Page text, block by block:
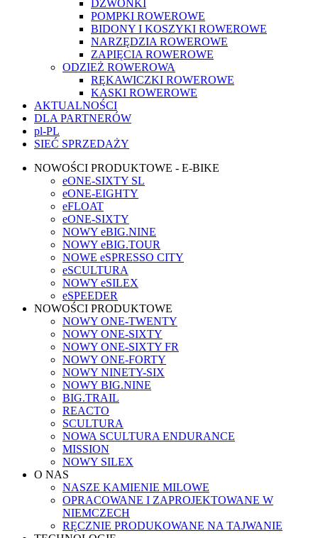
DZWONKI
POMPKI ROWEROWE
BIDONY I KOSZYKI ROWEROWE
NARZĘDZIA ROWEROWE
ZAPIĘCIA ROWEROWE
ODZIEŻ ROWEROWA
RĘKAWICZKI ROWEROWE
KASKI ROWEROWE
AKTUALNOŚCI
DLA PARTNERÓW
pl-PL
SIEĆ SPRZEDAŻY
NOWOŚCI PRODUKTOWE - E-BIKE
eONE-SIXTY SL
eONE-EIGHTY
eFLOAT
eONE-SIXTY
NOWY eBIG.NINE
NOWY eBIG.TOUR
NOWE eSPRESSO CITY
eSCULTURA
NOWY eSILEX
eSPEEDER
NOWOŚCI PRODUKTOWE
NOWY ONE-TWENTY
NOWY ONE-SIXTY
NOWY ONE-SIXTY FR
NOWY ONE-FORTY
NOWY NINETY-SIX
NOWY BIG.NINE
BIG.TRAIL
REACTO
SCULTURA
NOWA SCULTURA ENDURANCE
MISSION
NOWY SILEX
O NAS
NASZE KAMIENIE MILOWE
OPRACOWANE I ZAPROJEKTOWANE W
NIEMCZECH
RĘCZNIE PRODUKOWANE NA TAJWANIE